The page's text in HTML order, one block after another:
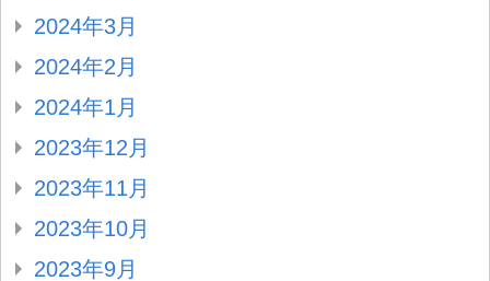
2024年3月
2024年2月
2024年1月
2023年12月
2023年11月
2023年10月
2023年9月